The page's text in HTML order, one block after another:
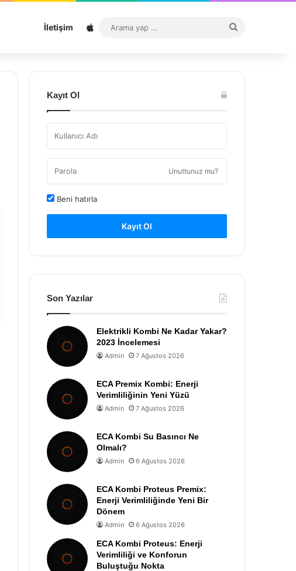
İletişim Sitemap
...
Kayıt Ol
Unuttunuz mu?
Beni hatırla
Kayıt Ol
Son Yazılar
Elektrikli Kombi Ne Kadar Yakar?
2023 İncelemesi
Admin 7 Ağustos 2026
ECA Premix Kombi: Enerji
Verimliliğinin Yeni Yüzü
Admin 7 Ağustos 2026
ECA Kombi Su Basıncı Ne
Olmalı?
Admin 6 Ağustos 2026
ECA Kombi Proteus Premix:
Enerji Verimliliğinde Yeni Bir
Dönem
Admin 6 Ağustos 2026
ECA Kombi Proteus: Enerji
Verimliliği ve Konforun
Buluştuğu Nokta